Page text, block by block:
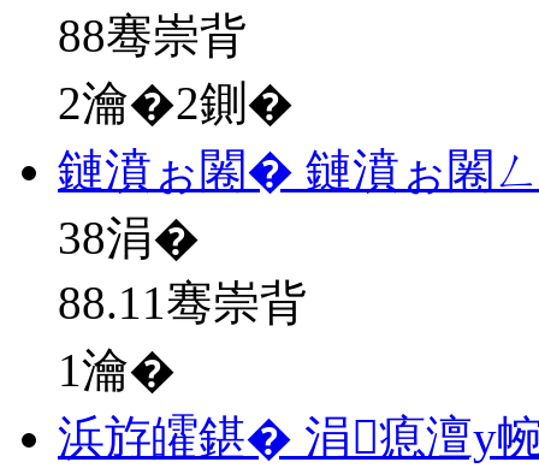
88骞崇背
2瀹�2鍘�
鏈濆ぉ闂� 鏈濆ぉ闂
38涓�
88.11骞崇背
1瀹�
浜斿皬鍖� 涓瘜澶у